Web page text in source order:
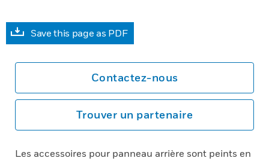
Save this page as PDF
Contactez-nous
Trouver un partenaire
Les accessoires pour panneau arrière sont peints en